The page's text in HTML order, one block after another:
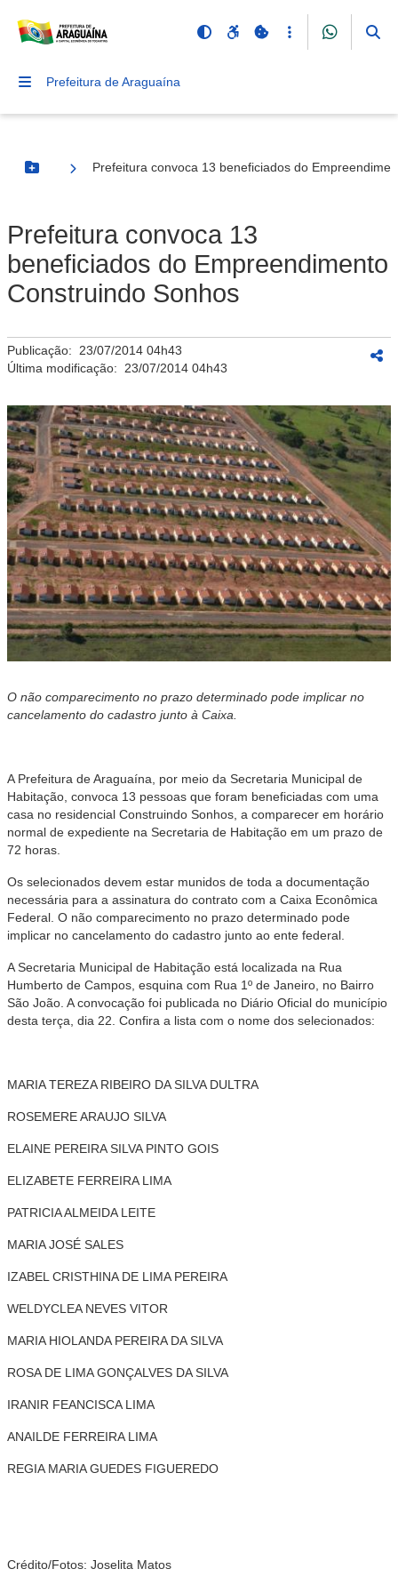
Prefeitura de Araguaína
Botão Menu
Prefeitura convoca 13 beneficiados do
Prefeitura convoca 13
beneficiados do Empreendimento
Construindo Sonhos
Publicação: 23/07/2014 04h43
Última modificação: 23/07/2014 04h43
O não comparecimento no prazo determinado pode implicar no
cancelamento do cadastro junto à Caixa.
A Prefeitura de Araguaína, por meio da Secretaria Municipal de
Habitação, convoca 13 pessoas que foram beneficiadas com uma
casa no residencial Construindo Sonhos, a comparecer em horário
normal de expediente na Secretaria de Habitação em um prazo de
72 horas.
Os selecionados devem estar munidos de toda a documentação
necessária para a assinatura do contrato com a Caixa Econômica
Federal. O não comparecimento no prazo determinado pode
implicar no cancelamento do cadastro junto ao ente federal.
A Secretaria Municipal de Habitação está localizada na Rua
Humberto de Campos, esquina com Rua 1º de Janeiro, no Bairro
São João. A convocação foi publicada no Diário Oficial do município
desta terça, dia 22. Confira a lista com o nome dos selecionados:
MARIA TEREZA RIBEIRO DA SILVA DULTRA
ROSEMERE ARAUJO SILVA
ELAINE PEREIRA SILVA PINTO GOIS
ELIZABETE FERREIRA LIMA
PATRICIA ALMEIDA LEITE
MARIA JOSÉ SALES
IZABEL CRISTHINA DE LIMA PEREIRA
WELDYCLEA NEVES VITOR
MARIA HIOLANDA PEREIRA DA SILVA
ROSA DE LIMA GONÇALVES DA SILVA
IRANIR FEANCISCA LIMA
ANAILDE FERREIRA LIMA
REGIA MARIA GUEDES FIGUEREDO
Crédito/Fotos: Joselita Matos